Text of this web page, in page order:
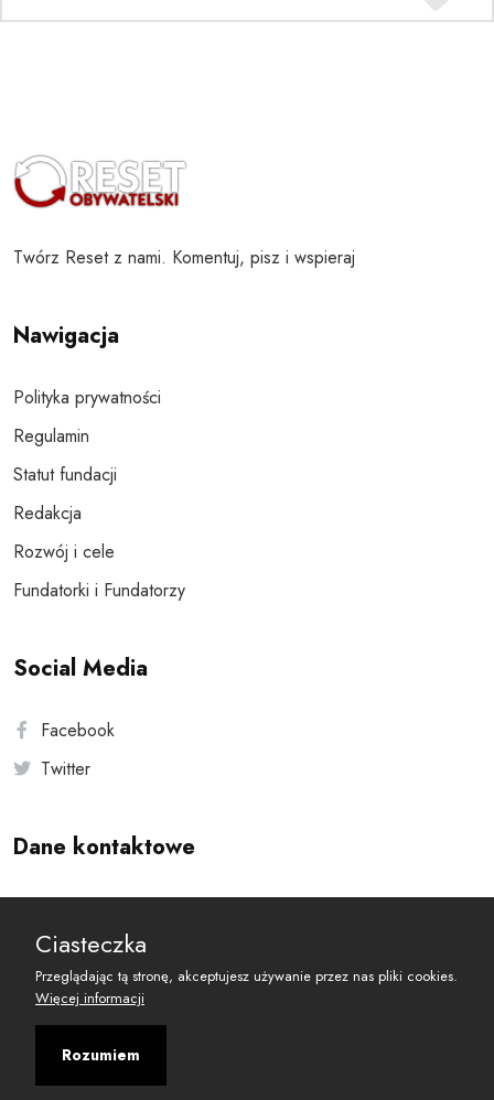
Twórz Reset z nami. Komentuj, pisz i wspieraj
Nawigacja
Polityka prywatności
Regulamin
Statut fundacji
Redakcja
Rozwój i cele
Fundatorki i Fundatorzy
Social Media
Facebook
Twitter
Dane kontaktowe
reset@resetobywatelski.pl
Ciasteczka
Przeglądając tą stronę, akceptujesz używanie przez nas pliki cookies.
Więcej informacji
Rozumiem